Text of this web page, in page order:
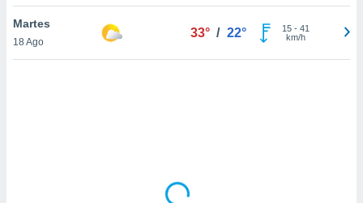
para
ni para
Martes
18 Ago
33° / 22° 15- 41
km/h